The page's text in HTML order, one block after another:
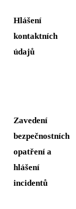
Hlášení
kontaktních
údajů
Zavedení
bezpečnostních
opatření a
hlášení
incidentů